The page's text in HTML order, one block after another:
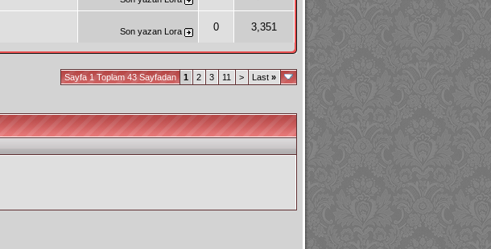
Son yazan Lora 0 3,351
Sayfa 1 Toplam 43 Sayfadan 1 2 3 11 > Last »